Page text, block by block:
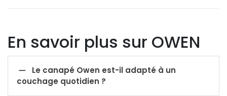
En savoir plus sur OWEN

couchage quotidien ?